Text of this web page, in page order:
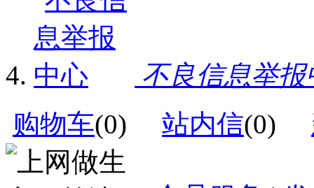
不良信息举报
购物车(0) 站内信(0)